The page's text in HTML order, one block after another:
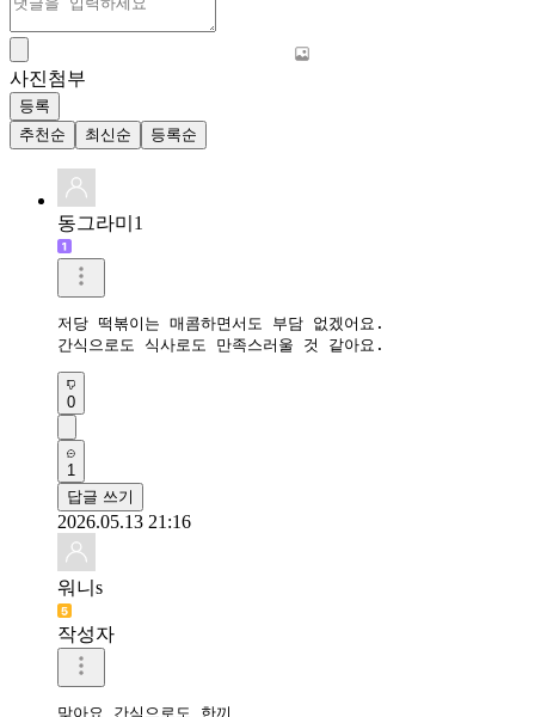
사진첨부
등록
추천순
최신순 등록순
동그라미1
저당 떡볶이는 매콤하면서도 부담 없겠어요.
간식으로도 식사로도 만족스러울 것 같아요.
0
1
답글 쓰기
2026.05.13 21:16
워니s
작성자
맞아요 간식으로도 한끼